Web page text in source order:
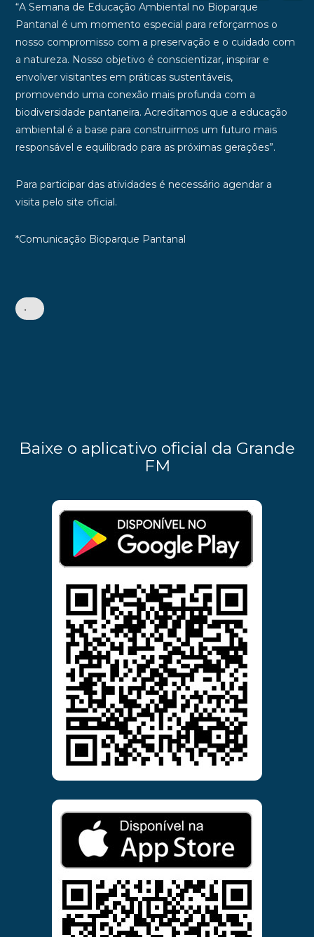
“A Semana de Educação Ambiental no Bioparque
Pantanal é um momento especial para reforçarmos o
nosso compromisso com a preservação e o cuidado com
a natureza. Nosso objetivo é conscientizar, inspirar e
envolver visitantes em práticas sustentáveis,
promovendo uma conexão mais profunda com a
biodiversidade pantaneira. Acreditamos que a educação
ambiental é a base para construirmos um futuro mais
responsável e equilibrado para as próximas gerações”.
Para participar das atividades é necessário agendar a
visita pelo site oficial.
*Comunicação Bioparque Pantanal
•
Baixe o aplicativo oficial da Grande
FM